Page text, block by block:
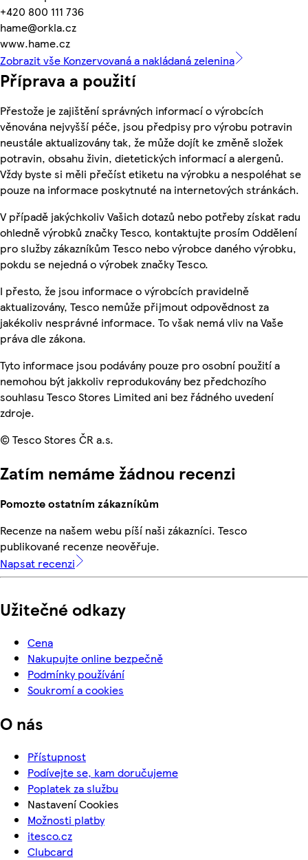
+420 800 111 736
hame@orkla.cz
www.hame.cz
Zobrazit vše Konzervovaná a nakládaná zelenina
Příprava a použití
Přestože je zajištění správných informací o výrobcích
věnována nejvyšší péče, jsou předpisy pro výrobu potravin
neustále aktualizovány tak, že může dojít ke změně složek
potravin, obsahu živin, dietetických informací a alergenů.
Vždy byste si měli přečíst etiketu na výrobku a nespoléhat se
pouze na informace poskytnuté na internetových stránkách.
V případě jakýchkoliv Vašich dotazů nebo potřeby získat radu
ohledně výrobků značky Tesco, kontaktujte prosím Oddělení
pro služby zákazníkům Tesco nebo výrobce daného výrobku,
pokdu se nejedná o výrobek značky Tesco.
I přesto, že jsou informace o výrobcích pravidelně
aktualizovány, Tesco nemůže přijmout odpovědnost za
jakékoliv nesprávné informace. To však nemá vliv na Vaše
práva dle zákona.
Tyto informace jsou podávány pouze pro osobní použití a
nemohou být jakkoliv reprodukovány bez předchozího
souhlasu Tesco Stores Limited ani bez řádného uvedení
zdroje.
© Tesco Stores ČR a.s.
Zatím nemáme žádnou recenzi
Pomozte ostatním zákazníkům
Recenze na našem webu píší naši zákazníci. Tesco
publikované recenze neověřuje.
Napsat recenzi
Užitečné odkazy
Cena
Nakupujte online bezpečně
Podmínky používání
Soukromí a cookies
O nás
Přístupnost
Podívejte se, kam doručujeme
Poplatek za službu
Nastavení Cookies
Možnosti platby
itesco.cz
Clubcard